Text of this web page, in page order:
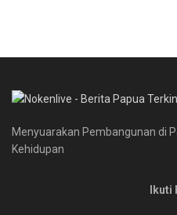
Menyuarakan Pembangunan di
Kehidupan
Ikuti